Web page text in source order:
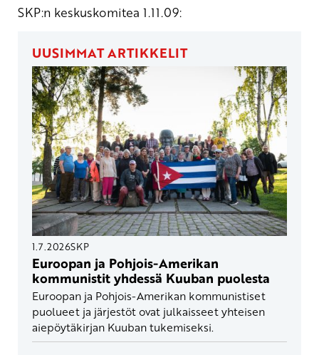
SKP:n keskuskomitea 1.11.09:
UUSIMMAT ARTIKKELIT
1.7.2026SKP
Euroopan ja Pohjois-Amerikan
kommunistit yhdessä Kuuban puolesta
Euroopan ja Pohjois-Amerikan kommunistiset
puolueet ja järjestöt ovat julkaisseet yhteisen
aiepöytäkirjan Kuuban tukemiseksi.